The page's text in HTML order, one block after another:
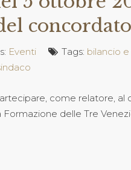
concordato
Eventi Tags: bilancio
come relatore, al
delle Tre